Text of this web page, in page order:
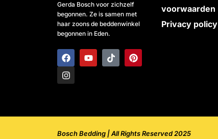
Gerda Bosch voor zichzelf
begonnen. Ze is samen met
haar zoons de beddenwinkel
begonnen in Eden.
F
a
c
e
Y
o
T
i
P
i
I
n
s
t
voorwaarden
Privacy policy
Bosch Bedding | All Rights Reserved 2025